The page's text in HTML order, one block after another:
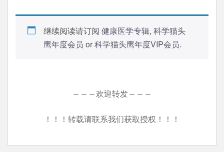
继续阅读请订阅 健康医学专辑, 科学猫头
鹰年度会员 or科学猫头鹰年度VIP会员.
～～～欢迎转发～～～
！！！转载请联系我们获取授权！！！